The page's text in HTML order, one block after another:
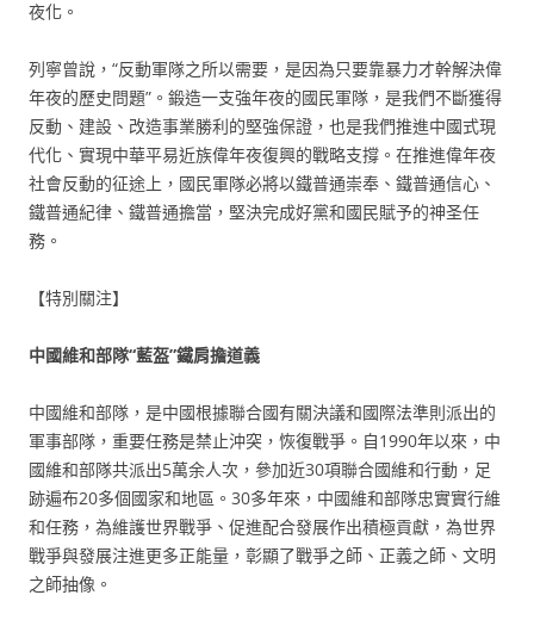
夜化。
列寧曾說，“反動軍隊之所以需要，是因為只要靠暴力才幹解決偉
年夜的歷史問題”。鍛造一支強年夜的國民軍隊，是我們不斷獲得
反動、建設、改造事業勝利的堅強保證，也是我們推進中國式現
代化、實現中華平易近族偉年夜復興的戰略支撐。在推進偉年夜
社會反動的征途上，國民軍隊必將以鐵普通崇奉、鐵普通信心、
鐵普通紀律、鐵普通擔當，堅決完成好黨和國民賦予的神圣任
務。
【特別關注】
中國維和部隊“藍盔”鐵肩擔道義
中國維和部隊，是中國根據聯合國有關決議和國際法準則派出的
軍事部隊，重要任務是禁止沖突，恢復戰爭。自1990年以來，中
國維和部隊共派出5萬余人次，參加近30項聯合國維和行動，足
跡遍布20多個國家和地區。30多年來，中國維和部隊忠實實行維
和任務，為維護世界戰爭、促進配合發展作出積極貢獻，為世界
戰爭與發展注進更多正能量，彰顯了戰爭之師、正義之師、文明
之師抽像。